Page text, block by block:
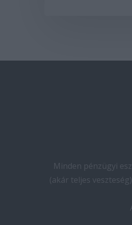
Minden pénzügyi
(akár teljes